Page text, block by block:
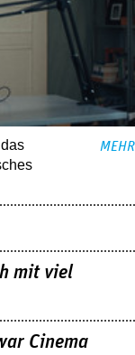
MEHR
mit viel
Cinema